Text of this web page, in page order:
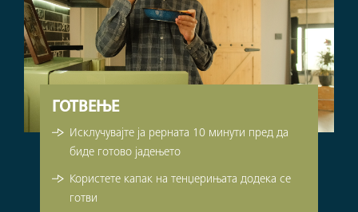
ГОТВЕЊЕ
Исклучувајте ја рерната 10 минути пред да
биде готово јадењето
Користете капак на тенџерињата додека се
готви